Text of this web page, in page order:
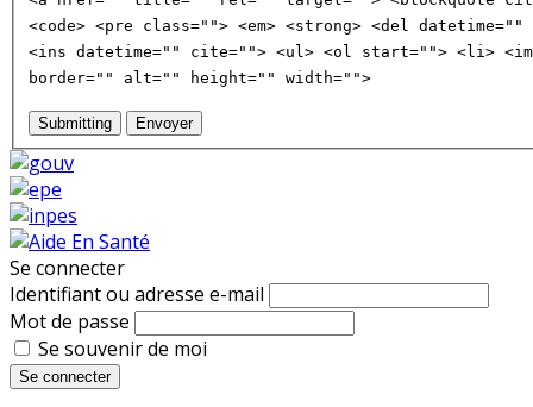
<code> <pre class=""> <em> <strong> <del
<ins datetime="" cite=""> <ul> <ol start=""> <li>
border="" alt="" height="" width="">
Submitting Envoyer
Se connecter
Identifiant ou adresse e-mail
Mot de passe
Se souvenir de moi
Se connecter